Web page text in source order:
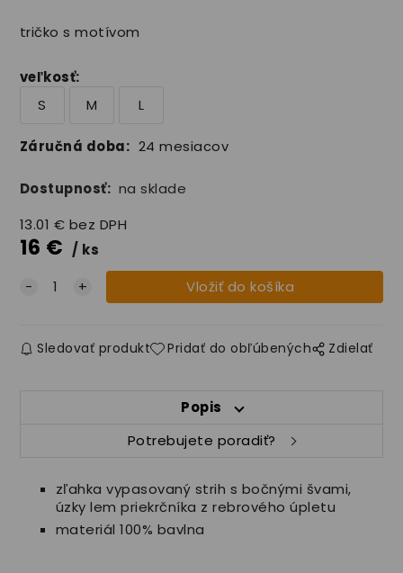
tričko s motívom
veľkosť:
S
M L
Záručná doba: 24 mesiacov
Dostupnosť: na sklade
13.01 € bez DPH
16 € ks
Sledovať produkt Pridať do obľúbených Zdielať
Popis
Potrebujete poradiť?
zľahka vypasovaný strih s bočnými švami,
úzky lem priekrčníka z rebrového úpletu
materiál 100% bavlna